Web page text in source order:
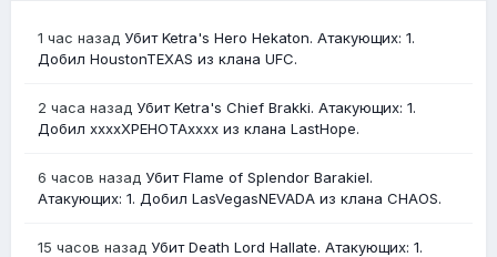
1 час назад Убит Ketra's Hero Hekaton. Атакующих: 1.
Добил HoustonTEXAS из клана UFC.
2 часа назад Убит Ketra's Chief Brakki. Атакующих: 1.
Добил ххххХРЕНОТАхххх из клана LastHope.
6 часов назад Убит Flame of Splendor Barakiel.
Атакующих: 1. Добил LasVegasNEVADA из клана CHAOS.
15 часов назад Убит Death Lord Hallate. Атакующих: 1.